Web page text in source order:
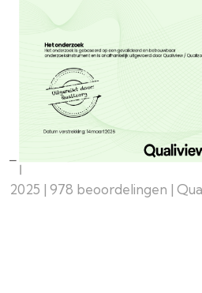
2025 | 978 beoordelingen |